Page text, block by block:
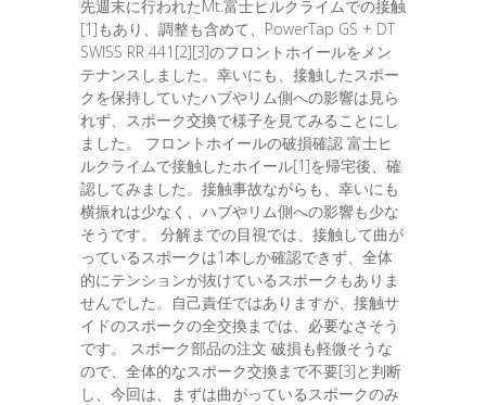
先週末に行われたMt.富士ヒルクライムでの接触
[1]もあり、調整も含めて、PowerTap GS + DT
SWISS RR 441[2][3]のフロントホイールをメン
テナンスしました。幸いにも、接触したスポー
クを保持していたハブやリム側への影響は見ら
れず、スポーク交換で様子を見てみることにし
ました。 フロントホイールの破損確認 富士ヒ
ルクライムで接触したホイール[1]を帰宅後、確
認してみました。接触事故ながらも、幸いにも
横振れは少なく、ハブやリム側への影響も少な
そうです。 分解までの目視では、接触して曲が
っているスポークは1本しか確認できず、全体
的にテンションが抜けているスポークもありま
せんでした。自己責任ではありますが、接触サ
イドのスポークの全交換までは、必要なさそう
です。 スポーク部品の注文 破損も軽微そうな
ので、全体的なスポーク交換まで不要[3]と判断
し、今回は、まずは曲がっているスポークのみ